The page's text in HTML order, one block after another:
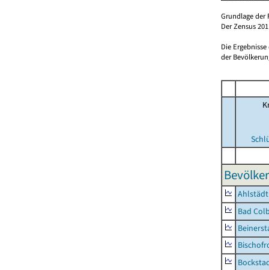
Grundlage der
Der Zensus
Die
der
Ahlstädt
Bad